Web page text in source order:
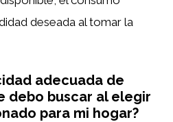
deseada al tomar la
adecuada de
debo buscar al elegir
para mi hogar?